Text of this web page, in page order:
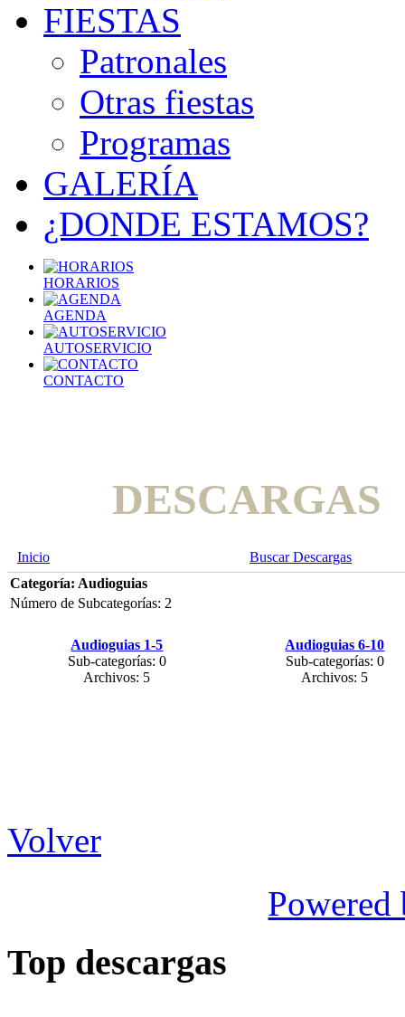
FIESTAS
Patronales
Otras fiestas
Programas
GALERÍA
¿DONDE ESTAMOS?
HORARIOS
AGENDA
AUTOSERVICIO
CONTACTO
DESCARGAS
Inicio
Buscar Descargas
Categoría: Audioguias
Número de Subcategorías: 2
Audioguias 1-5
Sub-categorías: 0
Archivos: 5
Audioguias 6-10
Sub-categorías: 0
Archivos: 5
Volver
Top descargas